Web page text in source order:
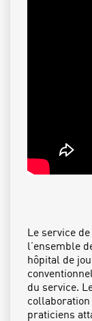
Le service
l’ensemble
hôpital de
du service.
collaboration
praticiens